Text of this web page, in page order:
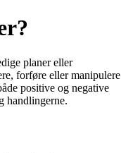
planer eller
forføre eller manipulere
positive og negative
handlingerne.